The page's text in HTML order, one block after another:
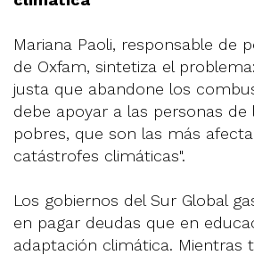
Mariana Paoli, responsable de
de Oxfam, sintetiza el
justa que abandone los
debe apoyar a las personas de
pobres, que son las más
catástrofes climáticas".
Los gobiernos del Sur Global
en pagar deudas que en
adaptación climática. Mientras